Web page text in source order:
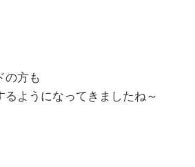
の方も
るようになってきましたね～